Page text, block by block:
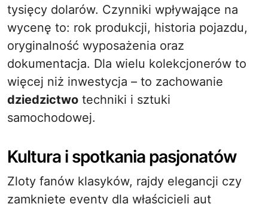
tysięcy dolarów. Czynniki wpływające na
wycenę to: rok produkcji, historia pojazdu,
oryginalność wyposażenia oraz
dokumentacja. Dla wielu kolekcjonerów to
więcej niż inwestycja – to zachowanie
dziedzictwo techniki i sztuki
samochodowej.
Kultura i spotkania pasjonatów
Zloty fanów klasyków, rajdy elegancji czy
zamknięte eventy dla właścicieli aut